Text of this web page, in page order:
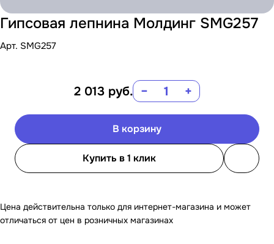
Гипсовая лепнина Молдинг SMG257
Арт. SMG257
2 013 руб. − +
В корзину
Купить в 1 клик
Цена действительна только для интернет-магазина и может
отличаться от цен в розничных магазинах